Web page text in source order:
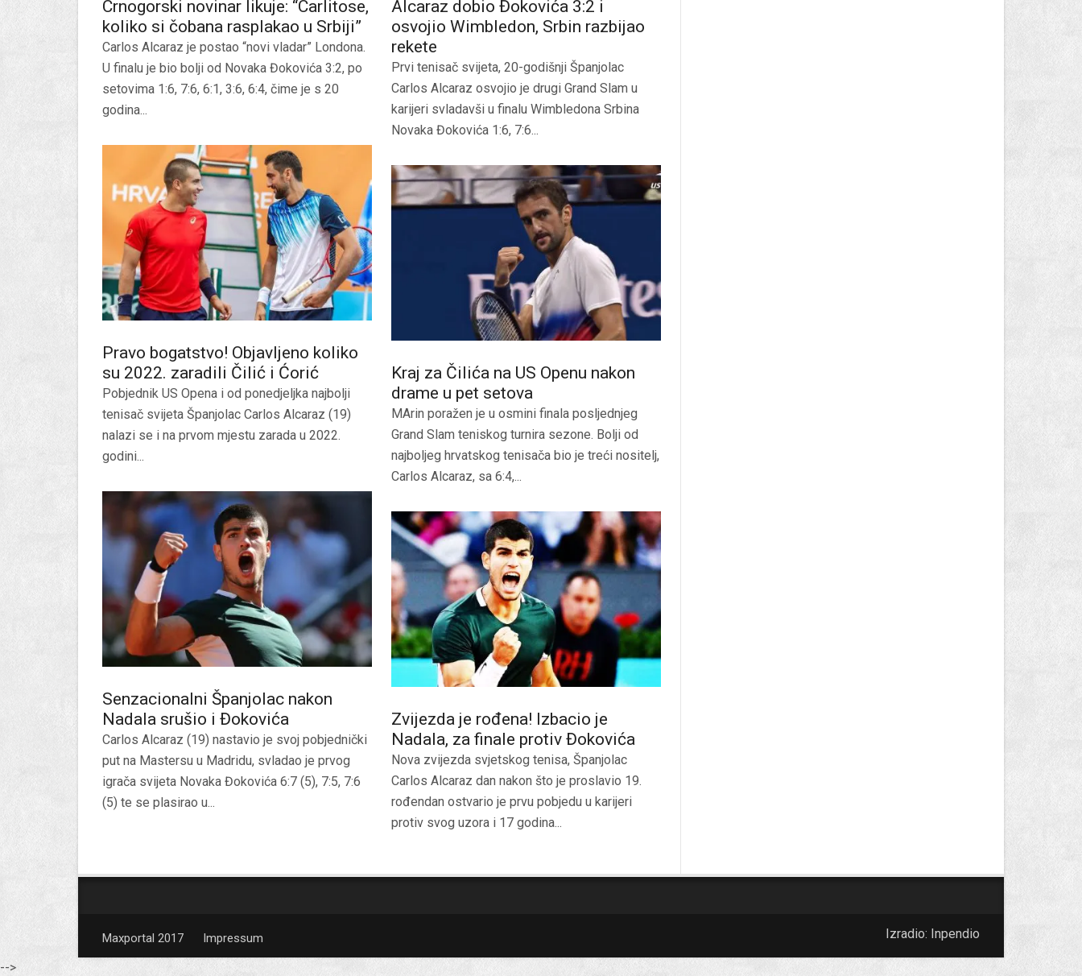
Crnogorski novinar likuje: “Carlitose,
koliko si čobana rasplakao u Srbiji”
Carlos Alcaraz je postao “novi vladar” Londona.
U finalu je bio bolji od Novaka Đokovića 3:2, po
setovima 1:6, 7:6, 6:1, 3:6, 6:4, čime je s 20
godina...
Alcaraz dobio Đokovića 3:2 i
osvojio Wimbledon, Srbin razbijao
rekete
Prvi tenisač svijeta, 20-godišnji Španjolac
Carlos Alcaraz osvojio je drugi Grand Slam u
karijeri svladavši u finalu Wimbledona Srbina
Novaka Đokovića 1:6, 7:6...
Pravo bogatstvo! Objavljeno koliko
su 2022. zaradili Čilić i Ćorić
Pobjednik US Opena i od ponedjeljka najbolji
tenisač svijeta Španjolac Carlos Alcaraz (19)
nalazi se i na prvom mjestu zarada u 2022.
godini...
Kraj za Čilića na US Openu nakon
drame u pet setova
MArin poražen je u osmini finala posljednjeg
Grand Slam teniskog turnira sezone. Bolji od
najboljeg hrvatskog tenisača bio je treći nositelj,
Carlos Alcaraz, sa 6:4,...
Senzacionalni Španjolac nakon
Nadala srušio i Đokovića
Carlos Alcaraz (19) nastavio je svoj pobjednički
put na Mastersu u Madridu, svladao je prvog
igrača svijeta Novaka Đokovića 6:7 (5), 7:5, 7:6
(5) te se plasirao u...
Zvijezda je rođena! Izbacio je
Nadala, za finale protiv Đokovića
Nova zvijezda svjetskog tenisa, Španjolac
Carlos Alcaraz dan nakon što je proslavio 19.
rođendan ostvario je prvu pobjedu u karijeri
protiv svog uzora i 17 godina...
Maxportal 2017 Impressum Izradio: Inpendio
-->